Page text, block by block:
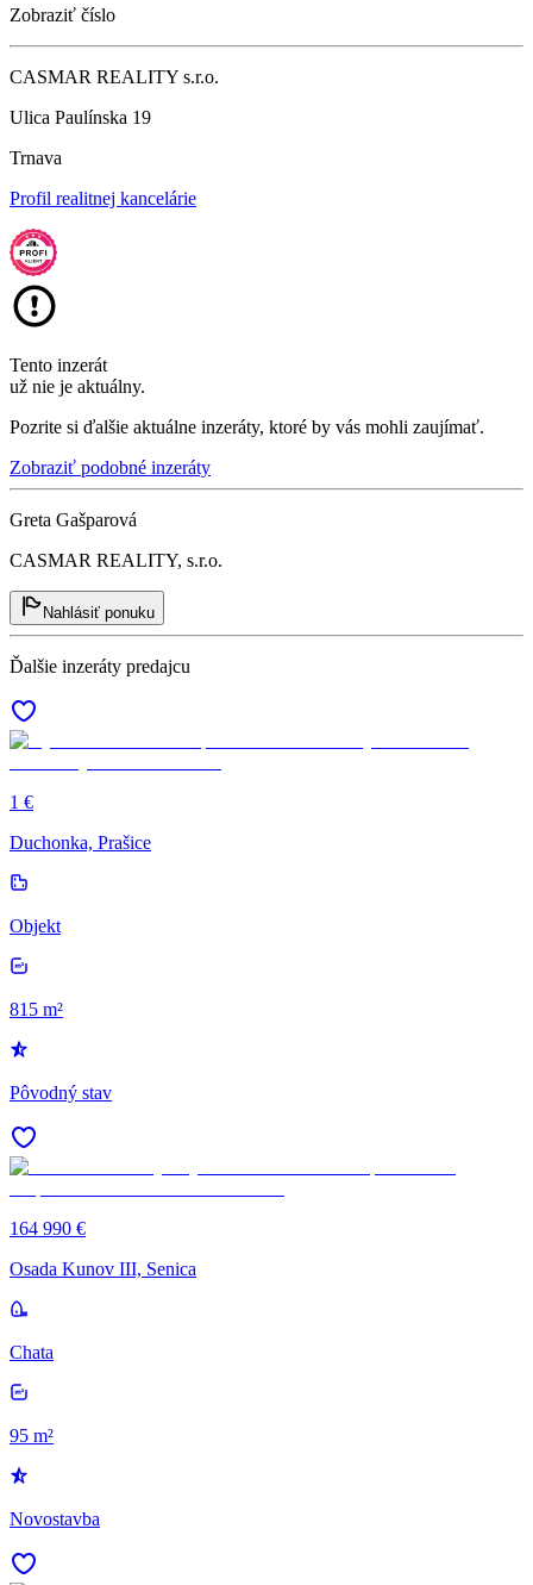
Zobraziť číslo
CASMAR REALITY s.r.o.
Ulica Paulínska 19
Trnava
Profil realitnej kancelárie
Tento inzerát
už nie je aktuálny.
Pozrite si ďalšie aktuálne inzeráty, ktoré by vás mohli zaujímať.
Zobraziť podobné inzeráty
Greta Gašparová
CASMAR REALITY, s.r.o.
Nahlásiť ponuku
Ďalšie inzeráty predajcu
1 €
Duchonka, Prašice
Objekt
815 m²
Pôvodný stav
164 990 €
Osada Kunov III, Senica
Chata
95 m²
Novostavba